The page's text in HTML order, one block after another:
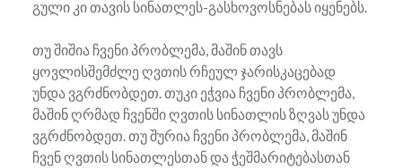
გული კი თავის სინათლეს-გასხოვოსნებას იყენებს.
თუ შიშია ჩვენი პრობლემა, მაშინ თავს
ყოვლისშემძლე ღვთის რჩეულ ჯარისკაცებად
უნდა ვგრძნობდეთ. თუკი ეჭვია ჩვენი პრობლემა,
მაშინ ღრმად ჩვენში ღვთის სინათლის ზღვას უნდა
ვგრძნობდეთ. თუ შურია ჩვენი პრობლემა, მაშინ
ჩვენ ღვთის სინათლესთან და ჭეშმარიტებასთან